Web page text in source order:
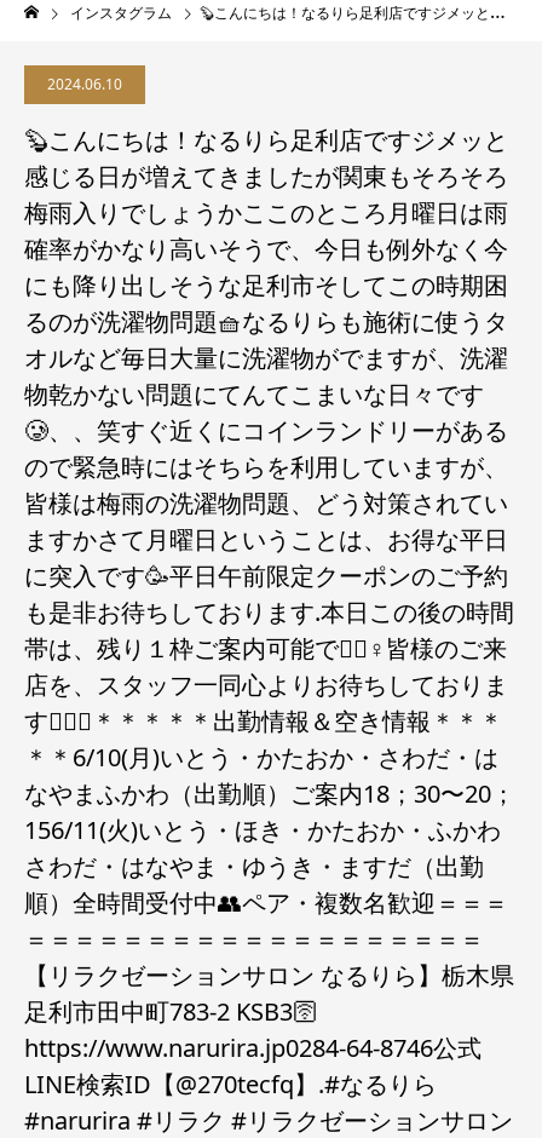
インスタグラム 🦫こんにちは！なるりら足利店ですジメッと感じる日が増えてきましたが関東もそろそろ梅雨入りでしょうかここのところ月曜日は雨確率がかなり高いそうで、今日も例外なく今にも降り出しそうな足利市そしてこの時期困るのが洗濯物問題🧺なるりらも施術に使うタオルなど毎日大量に洗濯物がでますが、洗濯物乾かない問題にてんてこまいな日々です🥲、、笑すぐ近くにコインランドリーがあるので緊急時にはそちらを利用していますが、皆様は梅雨の洗濯物問題、どう対策されていますか️️さて月曜日ということは、お得な平日に突入です🥳平日午前限定クーポンのご予約も是非お待ちしております.本日この後の時間帯は、残り１枠ご案内可能です🏻‍♀️皆様のご来店を、スタッフ一同心よりお待ちしております🧚🏻‍♀️＊＊＊＊＊出勤情報＆空き情報＊＊＊＊＊6/10(月)いとう・かたおか・さわだ・はなやまふかわ（出勤順）ご案内18；30〜20；156/11(火)いとう・ほき・かたおか・ふかわさわだ・はなやま・ゆうき・ますだ（出勤順）全時間受付中👥ペア・複数名歓迎＝＝＝＝＝＝＝＝＝＝＝＝＝＝＝＝＝＝＝＝＝＝【リラクゼーションサロン なるりら】栃木県足利市田中町783-2 KSB3🛜https://www.narurira.jp️0284-64-8746️公式LINE検索ID【@270tecfq】.#なるりら #narurira #リラク #リラクゼーションサロン #マッサージ #快眠 #浮腫改善 #肩こり解消 #足ツボ #血流促進 #夏バテ解消 #免疫力向上 #筋膜リリース #揉みほぐし #リンパマッサージ #ヘッドマッサージ #オイルマッサージ #足利 #栃木 #ashikaga #足利市 #栃木県足利市 #足利もみほぐし #足利サロン #自律神経 #肩首 #オプション多数 #当日予約OK – from Instagram
2024.06.10
🦫こんにちは！なるりら足利店ですジメッと
感じる日が増えてきましたが関東もそろそろ
梅雨入りでしょうかここのところ月曜日は雨
確率がかなり高いそうで、今日も例外なく今
にも降り出しそうな足利市そしてこの時期困
るのが洗濯物問題🧺なるりらも施術に使うタ
オルなど毎日大量に洗濯物がでますが、洗濯
物乾かない問題にてんてこまいな日々です
🥲、、笑すぐ近くにコインランドリーがある
ので緊急時にはそちらを利用していますが、
皆様は梅雨の洗濯物問題、どう対策されてい
ますか️️さて月曜日ということは、お得な平日
に突入です🥳平日午前限定クーポンのご予約
も是非お待ちしております.本日この後の時間
帯は、残り１枠ご案内可能です🏻‍♀️皆様のご来
店を、スタッフ一同心よりお待ちしておりま
す🧚🏻‍♀️＊＊＊＊＊出勤情報＆空き情報＊＊＊
＊＊6/10(月)いとう・かたおか・さわだ・は
なやまふかわ（出勤順）ご案内18；30〜20；
156/11(火)いとう・ほき・かたおか・ふかわ
さわだ・はなやま・ゆうき・ますだ（出勤
順）全時間受付中👥ペア・複数名歓迎＝＝＝
＝＝＝＝＝＝＝＝＝＝＝＝＝＝＝＝＝＝＝
【リラクゼーションサロン なるりら】栃木県
足利市田中町783-2 KSB3🛜
https://www.narurira.jp️0284-64-8746️公式
LINE検索ID【@270tecfq】.#なるりら
#narurira #リラク #リラクゼーションサロン